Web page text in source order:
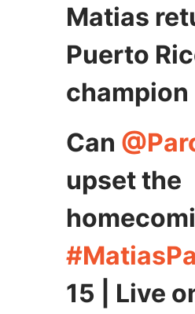
Matias
Puerto
champion
Can
upset the
15 | Live